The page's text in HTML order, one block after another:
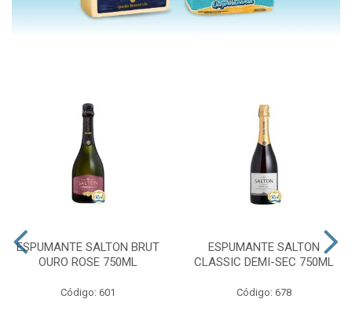
ESPUMANTE SALTON BRUT
OURO ROSE 750ML
Código: 601
ESPUMANTE SALTON
CLASSIC DEMI-SEC 750ML
Código: 678